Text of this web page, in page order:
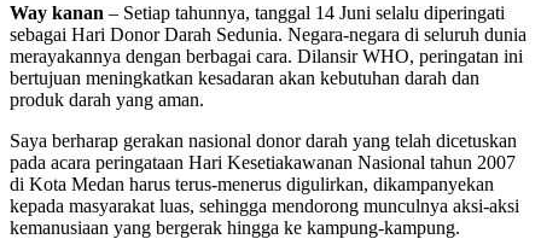
Way kanan – Setiap tahunnya, tanggal 14 Juni selalu diperingati
sebagai Hari Donor Darah Sedunia. Negara-negara di seluruh dunia
merayakannya dengan berbagai cara. Dilansir WHO, peringatan ini
bertujuan meningkatkan kesadaran akan kebutuhan darah dan
produk darah yang aman.
Saya berharap gerakan nasional donor darah yang telah dicetuskan
pada acara peringataan Hari Kesetiakawanan Nasional tahun 2007
di Kota Medan harus terus-menerus digulirkan, dikampanyekan
kepada masyarakat luas, sehingga mendorong munculnya aksi-aksi
kemanusiaan yang bergerak hingga ke kampung-kampung.